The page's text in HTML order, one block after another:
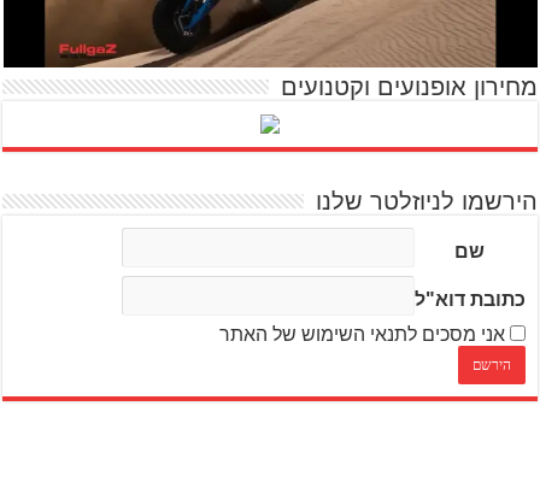
מחירון אופנועים וקטנועים
הירשמו לניוזלטר שלנו
שם
כתובת דוא"ל
אני מסכים לתנאי השימוש של האתר